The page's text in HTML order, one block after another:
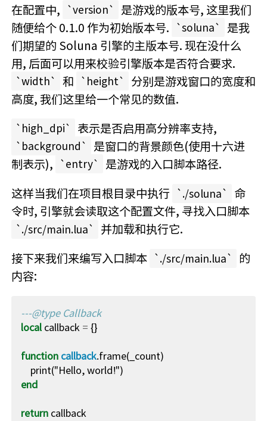
在配置中, version
是游戏的版本号, 这里我们
随便给个 0.1.0 作为初始版本号.
soluna
是我
们期望的 Soluna 引擎的主版本号. 现在没什么
用, 后面可以用来校验引擎版本是否符合要求.
width 和 height
分别是游戏窗口的宽度和
高度, 我们这里给一个常见的数值.
high_dpi 表示是否启用高分辨率支持,
background
是窗口的背景颜色(使用十六进
制表示),
entry
是游戏的入口脚本路径.
这样当我们在项目根目录中执行
./soluna
命
令时, 引擎就会读取这个配置文件, 寻找入口脚本
./src/main.lua
并加载和执行它.
接下来我们来编写入口脚本
./src/main.lua
的
内容:
---@type Callback
local callback = {}
function callback.frame(_count)
print("Hello, world!")
end
return callback